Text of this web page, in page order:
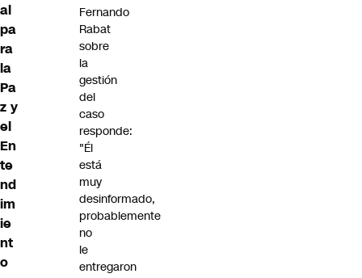
al
pa
ra
la
Pa
z y
el
En
te
nd
im
ie
nt
o
Fernando
Rabat
sobre
la
gestión
del
caso
responde:
"Él
está
muy
desinformado,
probablemente
no
le
entregaron